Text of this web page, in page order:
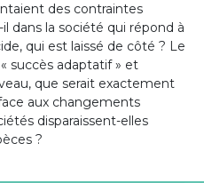
des contraintes
dans la société qui répond à
qui est laissé de côté ? Le
succès adaptatif » et
que serait exactement
aux changements
disparaissent-elles
?